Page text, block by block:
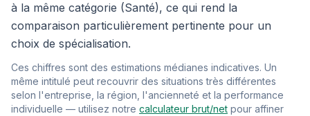
à la même catégorie (Santé), ce qui rend la
comparaison particulièrement pertinente pour un
choix de spécialisation.
Ces chiffres sont des estimations médianes indicatives. Un
même intitulé peut recouvrir des situations très différentes
selon l'entreprise, la région, l'ancienneté et la performance
individuelle — utilisez notre calculateur brut/net pour affiner